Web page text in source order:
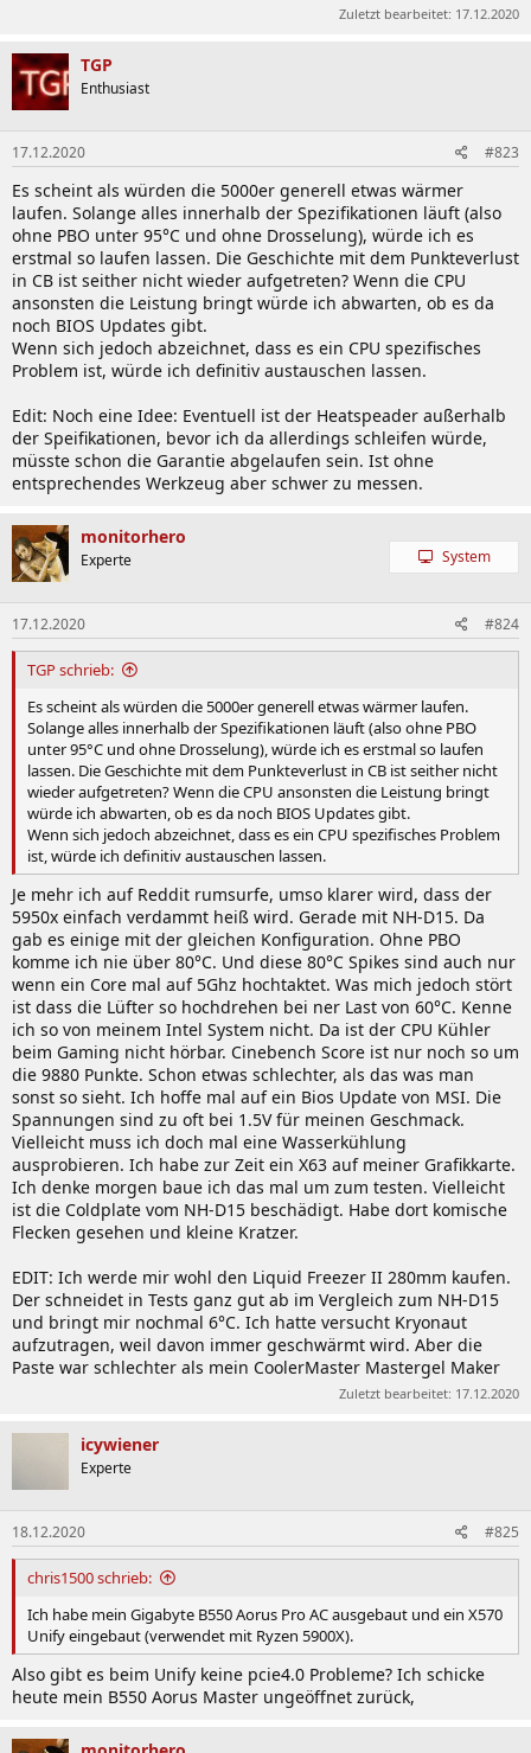
Zuletzt bearbeitet: 17.12.2020
TGP
Enthusiast
17.12.2020 #823
Es scheint als würden die 5000er generell etwas wärmer
laufen. Solange alles innerhalb der Spezifikationen läuft (also
ohne PBO unter 95°C und ohne Drosselung), würde ich es
erstmal so laufen lassen. Die Geschichte mit dem Punkteverlust
in CB ist seither nicht wieder aufgetreten? Wenn die CPU
ansonsten die Leistung bringt würde ich abwarten, ob es da
noch BIOS Updates gibt.
Wenn sich jedoch abzeichnet, dass es ein CPU spezifisches
Problem ist, würde ich definitiv austauschen lassen.
Edit: Noch eine Idee: Eventuell ist der Heatspeader außerhalb
der Speifikationen, bevor ich da allerdings schleifen würde,
müsste schon die Garantie abgelaufen sein. Ist ohne
entsprechendes Werkzeug aber schwer zu messen.
monitorhero
Experte System
17.12.2020 #824
TGP schrieb:
Es scheint als würden die 5000er generell etwas wärmer laufen.
Solange alles innerhalb der Spezifikationen läuft (also ohne PBO
unter 95°C und ohne Drosselung), würde ich es erstmal so laufen
lassen. Die Geschichte mit dem Punkteverlust in CB ist seither nicht
wieder aufgetreten? Wenn die CPU ansonsten die Leistung bringt
würde ich abwarten, ob es da noch BIOS Updates gibt.
Wenn sich jedoch abzeichnet, dass es ein CPU spezifisches Problem
ist, würde ich definitiv austauschen lassen.
Je mehr ich auf Reddit rumsurfe, umso klarer wird, dass der
5950x einfach verdammt heiß wird. Gerade mit NH-D15. Da
gab es einige mit der gleichen Konfiguration. Ohne PBO
komme ich nie über 80°C. Und diese 80°C Spikes sind auch nur
wenn ein Core mal auf 5Ghz hochtaktet. Was mich jedoch stört
ist dass die Lüfter so hochdrehen bei ner Last von 60°C. Kenne
ich so von meinem Intel System nicht. Da ist der CPU Kühler
beim Gaming nicht hörbar. Cinebench Score ist nur noch so um
die 9880 Punkte. Schon etwas schlechter, als das was man
sonst so sieht. Ich hoffe mal auf ein Bios Update von MSI. Die
Spannungen sind zu oft bei 1.5V für meinen Geschmack.
Vielleicht muss ich doch mal eine Wasserkühlung
ausprobieren. Ich habe zur Zeit ein X63 auf meiner Grafikkarte.
Ich denke morgen baue ich das mal um zum testen. Vielleicht
ist die Coldplate vom NH-D15 beschädigt. Habe dort komische
Flecken gesehen und kleine Kratzer.
EDIT: Ich werde mir wohl den Liquid Freezer II 280mm kaufen.
Der schneidet in Tests ganz gut ab im Vergleich zum NH-D15
und bringt mir nochmal 6°C. Ich hatte versucht Kryonaut
aufzutragen, weil davon immer geschwärmt wird. Aber die
Paste war schlechter als mein CoolerMaster Mastergel Maker
Zuletzt bearbeitet: 17.12.2020
icywiener
Experte
18.12.2020 #825
chris1500 schrieb:
Ich habe mein Gigabyte B550 Aorus Pro AC ausgebaut und ein X570
Unify eingebaut (verwendet mit Ryzen 5900X).
Also gibt es beim Unify keine pcie4.0 Probleme? Ich schicke
heute mein B550 Aorus Master ungeöffnet zurück,